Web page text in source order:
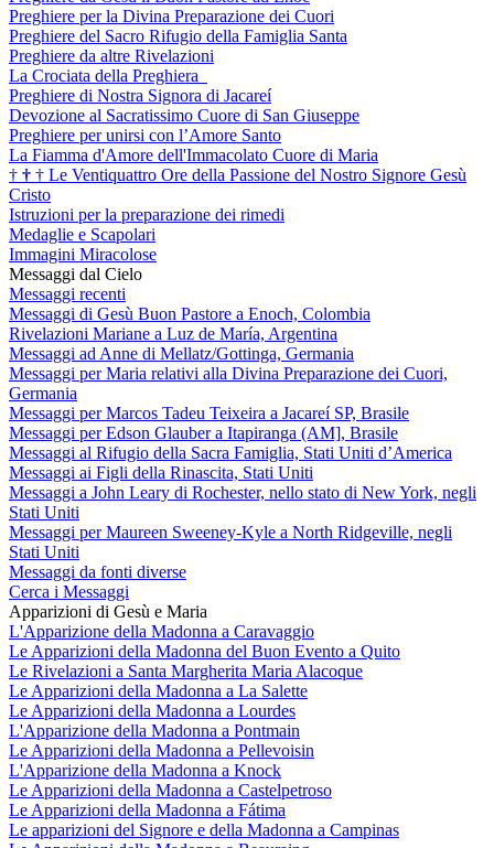
Preghiere per la Divina Preparazione dei Cuori
Preghiere del Sacro Rifugio della Famiglia Santa
Preghiere da altre Rivelazioni
La Crociata della Preghiera
Preghiere di Nostra Signora di Jacareí
Devozione al Sacratissimo Cuore di San Giuseppe
Preghiere per unirsi con l’Amore Santo
La Fiamma d'Amore dell'Immacolato Cuore di Maria
† † † Le Ventiquattro Ore della Passione del Nostro Signore Gesù
Cristo
Istruzioni per la preparazione dei rimedi
Medaglie e Scapolari
Immagini Miracolose
Messaggi dal Cielo
Messaggi recenti
Messaggi di Gesù Buon Pastore a Enoch, Colombia
Rivelazioni Mariane a Luz de María, Argentina
Messaggi ad Anne di Mellatz/Gottinga, Germania
Messaggi per Maria relativi alla Divina Preparazione dei Cuori,
Germania
Messaggi per Marcos Tadeu Teixeira a Jacareí SP, Brasile
Messaggi per Edson Glauber a Itapiranga (AM], Brasile
Messaggi al Rifugio della Sacra Famiglia, Stati Uniti d’America
Messaggi ai Figli della Rinascita, Stati Uniti
Messaggi a John Leary di Rochester, nello stato di New York, negli
Stati Uniti
Messaggi per Maureen Sweeney-Kyle a North Ridgeville, negli
Stati Uniti
Messaggi da fonti diverse
Cerca i Messaggi
Apparizioni di Gesù e Maria
L'Apparizione della Madonna a Caravaggio
Le Apparizioni della Madonna del Buon Evento a Quito
Le Rivelazioni a Santa Margherita Maria Alacoque
Le Apparizioni della Madonna a La Salette
Le Apparizioni della Madonna a Lourdes
L'Apparizione della Madonna a Pontmain
Le Apparizioni della Madonna a Pellevoisin
L'Apparizione della Madonna a Knock
Le Apparizioni della Madonna a Castelpetroso
Le Apparizioni della Madonna a Fátima
Le apparizioni del Signore e della Madonna a Campinas